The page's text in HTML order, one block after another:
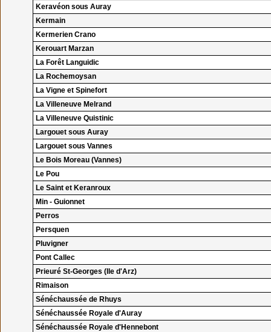
Keravéon sous Auray
Kermain
Kermerien Crano
Kerouart Marzan
La Forêt Languidic
La Rochemoysan
La Vigne et Spinefort
La Villeneuve Melrand
La Villeneuve Quistinic
Largouet sous Auray
Largouet sous Vannes
Le Bois Moreau (Vannes)
Le Pou
Le Saint et Keranroux
Min - Guionnet
Perros
Persquen
Pluvigner
Pont Callec
Prieuré St-Georges (Ile d'Arz)
Rimaison
Sénéchaussée de Rhuys
Sénéchaussée Royale d'Auray
Sénéchaussée Royale d'Hennebont